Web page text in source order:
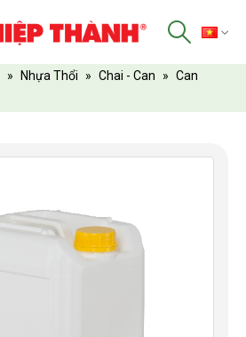
» Nhựa Thổi » Chai - Can » Can